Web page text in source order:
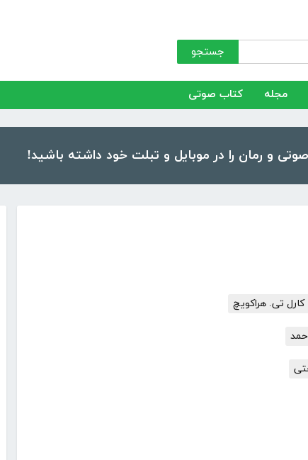
جستجو
مجله کتاب صوتی
کارل تی. هراکویچ